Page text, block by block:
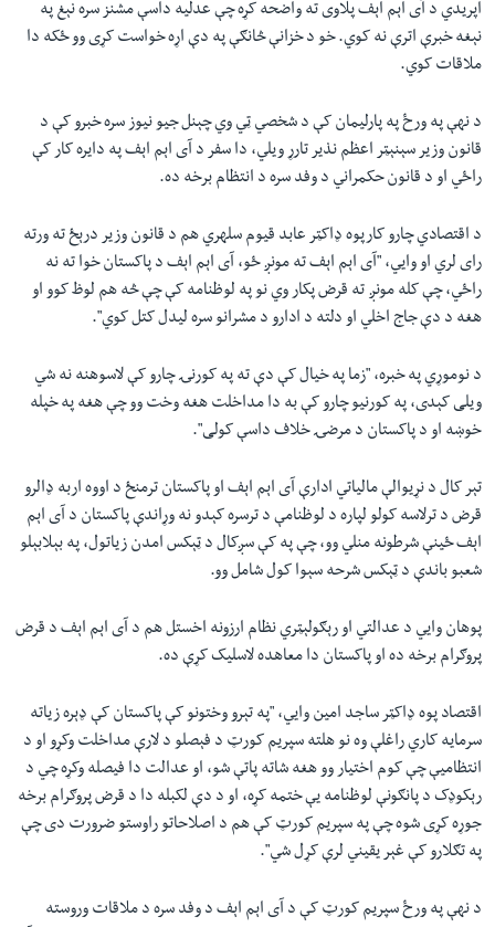
اپريدي د آی اېم اېف پلاوى ته واضحه کړه چې عدليه داسې مشنز سره نېغ په
نېغه خبرې اترې نه کوي. خو د خزانې څانګې په دې اړه خواست کړی وو ځکه دا
ملاقات کوي.
د نهې په ورځ په پارليمان کې د شخصي ټي وي چېنل جيو نيوز سره خبرو کې د
قانون وزیر سېنېټر اعظم نذیر تارړ ويلي، دا سفر د آی اېم اېف په دايره کار کې
راځي او د قانون حکمراني د وفد سره د انتظام برخه ده.
د اقتصادي چارو کارپوه ډاکټر عابد قيوم سلهري هم د قانون وزیر درېځ ته ورته
رای لري او وايي، "آی اېم اېف ته مونږ ځو، آی اېم اېف د پاکستان خوا ته نه
راځي، چې کله مونږ ته قرض پکار وي نو په لوظنامه کې چې څه هم لوظ کوو او
هغه د دې جاج اخلي او دلته د ادارو د مشرانو سره ليدل کتل کوي".
د نوموړي په خبره، "زما په خيال کې دې ته په کورنۍ چارو کې لاسوهنه نه شي
ويلی کېدی، په کورنيو چارو کې به دا مداخلت هغه وخت وو چې هغه په خپله
خوښه او د پاکستان د مرضۍ خلاف داسې کولی".
تېر کال د نړیوالې مالياتي ادارې آی اېم اېف او پاکستان ترمنځ د اووه اربه ډالرو
قرض د ترلاسه کولو لپاره د لوظنامې د ترسره کېدو نه وړاندې پاکستان د آی اېم
اېف ځينې شرطونه منلي وو، چې په کې سږکال د ټېکس امدن زياتول، په بېلابېلو
شعبو باندې د ټېکس شرحه سېوا کول شامل وو.
پوهان وايي د عدالتي او رېګولېټري نظام ارزونه اخستل هم د آی اېم اېف د قرض
پروګرام برخه ده او پاکستان دا معاهده لاسلیک کړې ده.
اقتصاد پوه ډاکټر ساجد امين وايي، "په تېرو وختونو کې پاکستان کې ډېره زياته
سرمايه کاري راغلې وه نو هلته سپريم کورټ د فېصلو د لارې مداخلت وکړو او د
انتظاميې چې کوم اختيار وو هغه شاته پاتې شو، او عدالت دا فيصله وکړه چي د
رېکوډک د پانګونې لوظنامه یې ختمه کړه، او د دې لکبله دا د قرض پروګرام برخه
جوړه کړی شوه چې په سپريم کورټ کې هم د اصلاحاتو راوستو ضرورت دی چې
په تګلارو کې غېر يقيني لرې کړل شي".
د نهې په ورځ سپريم کورټ کې د آی اېم اېف د وفد سره د ملاقات وروسته